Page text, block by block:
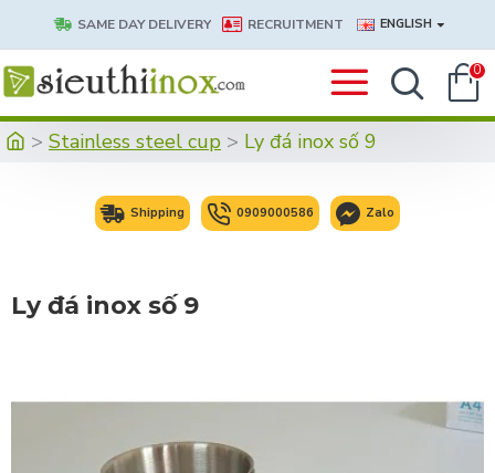
SAME DAY DELIVERY RECRUITMENT ENGLISH
0
Stainless steel cup Ly đá inox số 9
Shipping 0909000586 Zalo
Ly đá inox số 9